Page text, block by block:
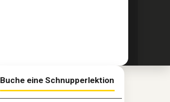
Buche eine Schnupperlektion